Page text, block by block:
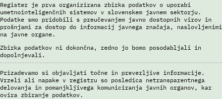
Register je prva organizirana zbirka podatkov o uporabi
umetnointeligenčnih sistemov v slovenskem javnem sektorju.
Podatke smo pridobili s preučevanjem javno dostopnih virov in
prošnjami za dostop do informacij javnega značaja, naslovljenimi
na javne organe.
Zbirka podatkov ni dokončna, redno jo bomo posodabljali in
dopolnjevali.
Prizadevamo si objavljati točne in preverljive informacije.
Vrzeli ali napake v registru so posledica netransparentnega
delovanja in pomanjkljivega komuniciranja javnih organov, kar
ovira zbiranje podatkov.